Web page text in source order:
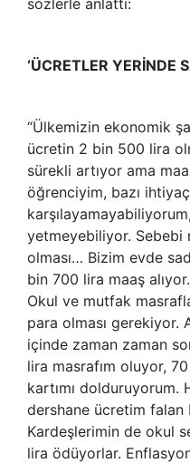
‘ÜCRETLER YERİNDE
“Ülkemizin ekonomik
ücretin 2 bin 500 lira
sürekli artıyor ama
öğrenciyim, bazı
yetmeyebiliyor. Sebebi
olması… Bizim evde
bin 700 lira maaş
Okul ve mutfak
para olması gerekiyor.
içinde zaman zaman
lira masrafım oluyor,
kartımı dolduruyorum.
dershane ücretim falan
Kardeşlerimin de okul
lira ödüyorlar.